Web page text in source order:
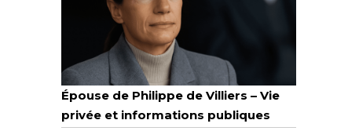
Épouse de Philippe de Villiers – Vie
privée et informations publiques